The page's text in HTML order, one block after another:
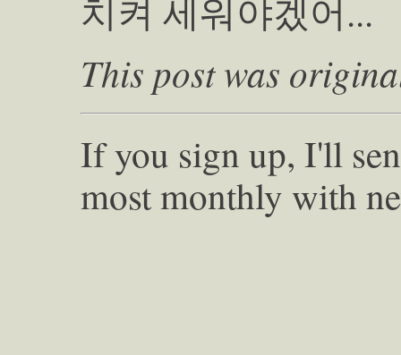
치켜 세워야겠어...
This post was
If you sign up, I'll
most monthly with